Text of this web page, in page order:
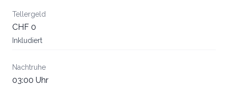
Tellergeld
CHF 0
Inkludiert
Nachtruhe
03:00 Uhr